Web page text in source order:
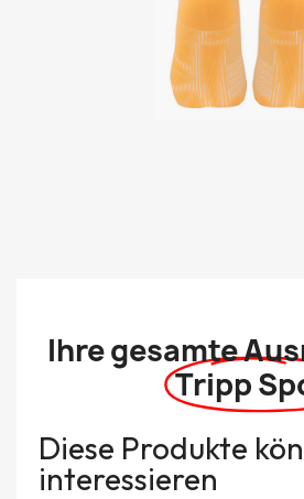
Ihre gesamte
Tripp
Diese Produkte
interessieren